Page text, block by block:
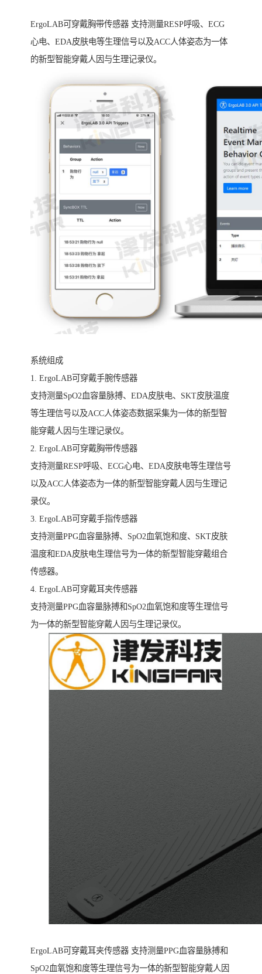
ErgoLAB可穿戴胸带传感器 支持测量RESP呼吸、ECG
心电、EDA皮肤电等生理信号以及ACC人体姿态为一体
的新型智能穿戴人因与生理记录仪。
系统组成
1. ErgoLAB可穿戴手腕传感器
支持测量SpO2血容量脉搏、EDA皮肤电、SKT皮肤温度
等生理信号以及ACC人体姿态数据采集为一体的新型智
能穿戴人因与生理记录仪。
2. ErgoLAB可穿戴胸带传感器
支持测量RESP呼吸、ECG心电、EDA皮肤电等生理信号
以及ACC人体姿态为一体的新型智能穿戴人因与生理记
录仪。
3. ErgoLAB可穿戴手指传感器
支持测量PPG血容量脉搏、SpO2血氧饱和度、SKT皮肤
温度和EDA皮肤电生理信号为一体的新型智能穿戴组合
传感器。
4. ErgoLAB可穿戴耳夹传感器
支持测量PPG血容量脉搏和SpO2血氧饱和度等生理信号
为一体的新型智能穿戴人因与生理记录仪。
ErgoLAB可穿戴耳夹传感器 支持测量PPG血容量脉搏和
SpO2血氧饱和度等生理信号为一体的新型智能穿戴人因